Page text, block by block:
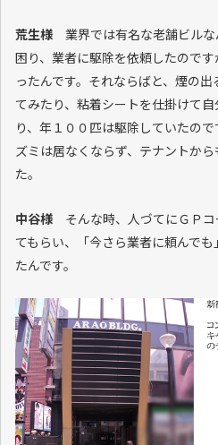
荒生様 業界では有名な老舗ビル
困り、業者に駆除を依頼したので
ったんです。それならばと、煙の
てみたり、粘着シートを仕掛けて
り、年１００匹は駆除していたの
ズミは居なくならず、テナントか
た。
中谷様 そんな時、人づてにＧＰ
てもらい、「今さら業者に頼んで
たんです。